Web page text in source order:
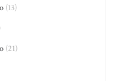
(13)
(21)